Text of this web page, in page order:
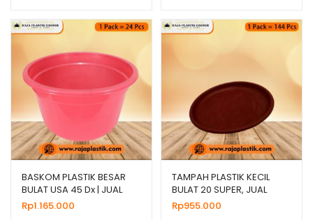
BASKOM PLASTIK BESAR
BULAT USA 45 Dx | JUAL
HARGA GROSIR
Rp1.165.000
TAMPAH PLASTIK KECIL
BULAT 20 SUPER, JUAL
HARGA GROSIR MURAH
Rp955.000